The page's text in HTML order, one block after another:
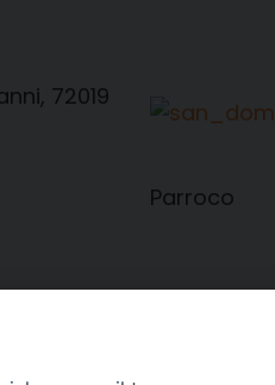
72019
Parroco